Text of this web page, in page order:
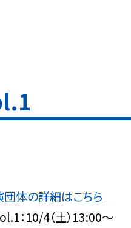
団体の詳細はこちら
：10/4（土）13:00～